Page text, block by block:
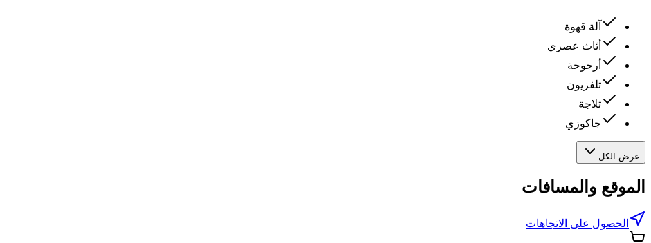
آلة قهوة
أثاث عصري
أرجوحة
تلفزيون
ثلاجة
جاكوزي
عرض الكل
الموقع والمسافات
الحصول على الاتجاهات